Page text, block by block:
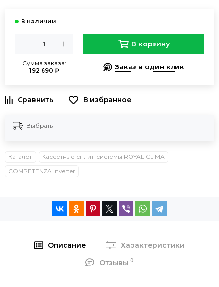
Сумма заказа:
192 690 ₽
В корзину
Заказ в один клик
В избранное
Выбрать
Каталог
Кассетные сплит-системы ROYAL CLIMA
COMPETENZA Inverter
Описание
Характеристики
Отзывы 0